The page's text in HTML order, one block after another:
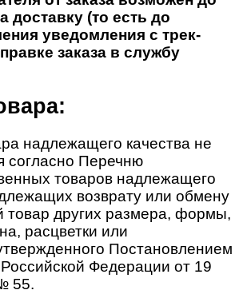
доставку (то есть до
уведомления с трек-
заказа в службу
надлежащего качества не
согласно Перечню
товаров надлежащего
возврату или обмену
товар других размера, формы,
расцветки или
Постановлением
Федерации от 19
55.